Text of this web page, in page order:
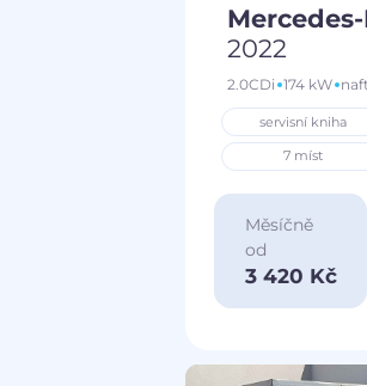
2022
2.0CDi 174 kW
servisní kniha
7 míst
Měsíčně
od
3 420 Kč